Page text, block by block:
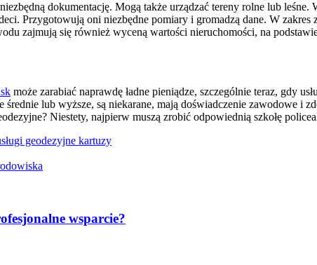
dokumentację. Mogą także urządzać tereny rolne lub leśne.
Przygotowują oni niezbędne pomiary i gromadzą dane. W
zajmują się również wyceną wartości nieruchomości, na
może zarabiać naprawdę ładne pieniądze, szczególnie teraz, gdy
lub wyższe, są niekarane, mają doświadczenie zawodowe i
Niestety, najpierw muszą zrobić odpowiednią szkołę
geodezyjne kartuzy
wsparcie?